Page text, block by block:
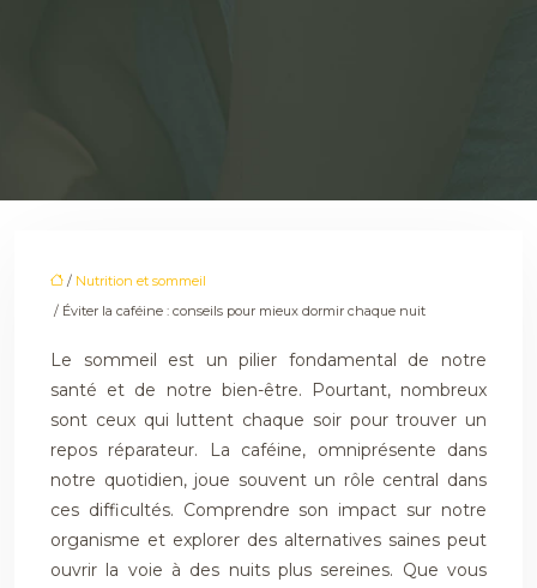
/ Nutrition et sommeil
/ Éviter la caféine : conseils pour mieux dormir chaque nuit
Le sommeil est un pilier fondamental de notre
santé et de notre bien-être. Pourtant, nombreux
sont ceux qui luttent chaque soir pour trouver un
repos réparateur. La caféine, omniprésente dans
notre quotidien, joue souvent un rôle central dans
ces difficultés. Comprendre son impact sur notre
organisme et explorer des alternatives saines peut
ouvrir la voie à des nuits plus sereines. Que vous